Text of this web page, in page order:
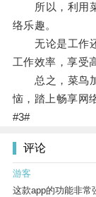
所以，利用菜
络乐趣。
无论是工作还
工作效率，享受
总之，菜鸟加
恼，踏上畅享网
#3#
评论
游客
这款app的功能非常